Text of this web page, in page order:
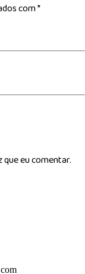
com*
eu comentar.